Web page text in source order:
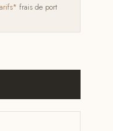
frais de port